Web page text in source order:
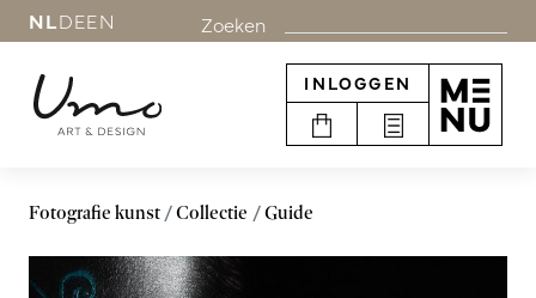
NLDEEN Zoeken
INLOGGEN
Fotografie kunst Collectie Guide